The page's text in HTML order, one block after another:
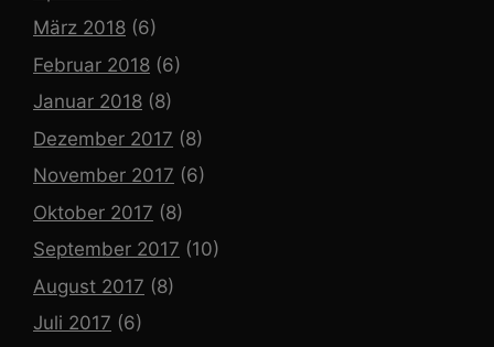
März 2018 (6)
Februar 2018 (6)
Januar 2018 (8)
Dezember 2017 (8)
November 2017 (6)
Oktober 2017 (8)
September 2017 (10)
August 2017 (8)
Juli 2017 (6)